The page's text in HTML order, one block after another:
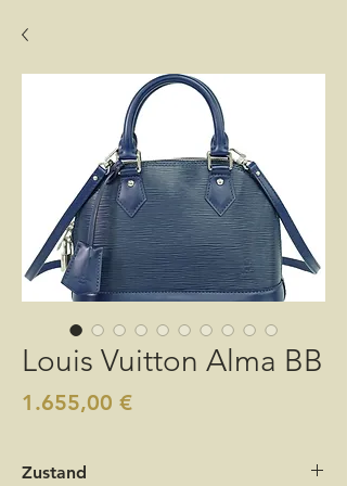
Louis Vuitton Alma BB
1.655,00 €Preis
Zustand